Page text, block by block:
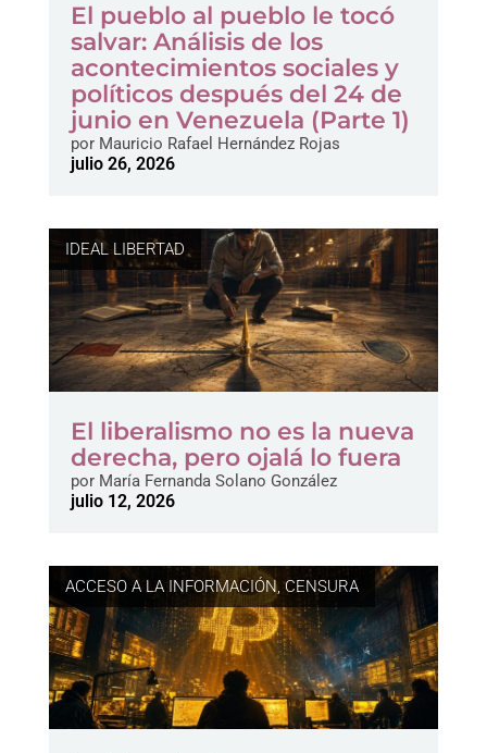
El pueblo al pueblo le tocó
salvar: Análisis de los
acontecimientos sociales y
políticos después del 24 de
junio en Venezuela (Parte 1)
porMauricio Rafael Hernández Rojas
julio 26, 2026
IDEAL LIBERTAD
El liberalismo no es la nueva
derecha, pero ojalá lo fuera
porMaría Fernanda Solano González
julio 12, 2026
ACCESO A LA INFORMACIÓN,CENSURA